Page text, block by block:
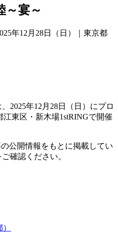
～宴～
年12月28日（日）｜東京都
2025年12月28日（日）にプロ
東区・新木場1stRINGで開催
公開情報をもとに掲載してい
確認ください。